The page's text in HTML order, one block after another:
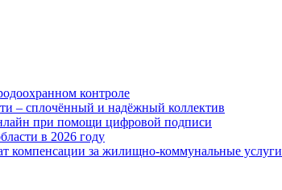
контроле
– сплочённый и надёжный коллектив
при помощи цифровой подписи
в 2026 году
компенсации за жилищно-коммунальные услуги